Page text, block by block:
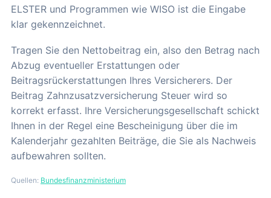
ELSTER und Programmen wie WISO ist die Eingabe
klar gekennzeichnet.
Tragen Sie den Nettobeitrag ein, also den Betrag nach
Abzug eventueller Erstattungen oder
Beitragsrückerstattungen Ihres Versicherers. Der
Beitrag Zahnzusatzversicherung Steuer wird so
korrekt erfasst. Ihre Versicherungsgesellschaft schickt
Ihnen in der Regel eine Bescheinigung über die im
Kalenderjahr gezahlten Beiträge, die Sie als Nachweis
aufbewahren sollten.
Quellen: Bundesfinanzministerium